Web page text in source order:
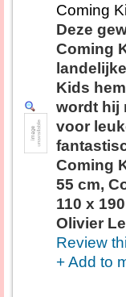
Coming
Deze
Coming
Kids
wordt hij
voor
Coming
55 cm,
110 x
Olivier
Review
+ Add to